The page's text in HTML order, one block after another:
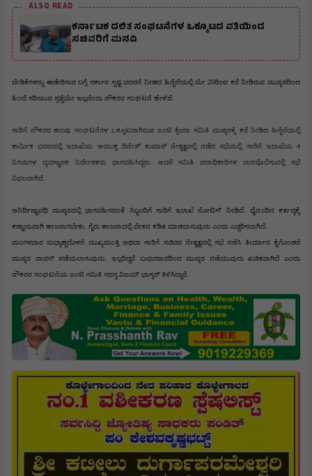
ALSO READ
ಕರ್ನಾಟಕ ದಲಿತ ಸಂಘಟನೆಗಳ ಒಕ್ಕೂಟದ ವತಿಯಿಂದ
ಸಚಿವರಿಗೆ ಮನವಿ
ಬೇಡಿಕೆಗಳನ್ನು ಈಡೇರಿಸುವ ಬಗ್ಗೆ ಸರ್ಕಾರ ಸ್ಪಷ್ಟ ಭರವಸೆ ನೀಡದ ಹಿನ್ನೆಲೆಯಲ್ಲಿ ಮೇ 20ರಿಂದ ಕರೆ ನೀಡಿರುವ ಮುಷ್ಕರದಿಂದ
ಹಿಂದೆ ಸರಿಯುವ ಪ್ರಶ್ನೆಯೇ ಇಲ್ಲವೆಂದು ನೌಕರರ ಸಂಘಟನೆ ಹೇಳಿದೆ.
ಸಾರಿಗೆ ನೌಕರರ ಹಲವು ಸಂಘಟನೆಗಳ ಒಕ್ಕೂಟವಾಗಿರುವ ಜಂಟಿ ಕ್ರಿಯಾ ಸಮಿತಿ ಮುಷ್ಕರಕ್ಕೆ ಕರೆ ನೀಡಿದ ಹಿನ್ನೆಲೆಯಲ್ಲಿ
ಕಾರ್ಮಿಕ ಭವನದಲ್ಲಿ ಇಲಾಖೆಯ ಆಯುಕ್ತ ದಿನೇಶ್ ಕುಮಾರ್ ನೇತೃತ್ವದಲ್ಲಿ ನಡೆದ ಸಭೆಯಲ್ಲಿ ಸಾರಿಗೆ ಇಲಾಖೆಯ 4
ನಿಗಮಗಳ ವ್ಯವಸ್ಥಾಪಕ ನಿರ್ದೇಶಕರು ಭಾಗವಹಿಸಿದ್ದರು. ಆದರೆ ಸಮಿತಿ ಪದಾಧಿಕಾರಿಗಳ ಮನವೊಲಿಸುವಲ್ಲಿ ಸಭೆ
ವಿಫಲವಾಗಿದೆ.
ಅನಿರ್ದಿಷ್ಟಾವಧಿ ಮುಷ್ಕರದಲ್ಲಿ ಭಾಗವಹಿಸದಂತೆ ಸಿಬ್ಬಂದಿಗೆ ಸಾರಿಗೆ ಇಲಾಖೆ ನೋಟಿಸ್ ನೀಡಿದೆ. ದೈನಂದಿನ ಕರ್ತವ್ಯಕ್ಕೆ
ಕಡ್ಡಾಯವಾಗಿ ಹಾಜರಾಗಬೇಕು. ಗೈರು ಹಾಜರಾದಲ್ಲಿ ವೇತನ ಕಡಿತ ಮಾಡಲಾಗುವುದು ಎಂದು ಎಚ್ಚರಿಸಲಾಗಿದೆ.
ಮಂಗಳವಾರ ಮಧ್ಯಾಹ್ನದೊಳಗೆ ಮುಖ್ಯಮಂತ್ರಿ ಅಥವಾ ಸಾರಿಗೆ ಸಚಿವರ ನೇತೃತ್ವದಲ್ಲಿ ಸಭೆ ನಡೆಸಿ ತೀರ್ಮಾನ ಕೈಗೊಂಡರೆ
ಮುಷ್ಕರ ವಾಪಸ್ ಪಡೆಯಲಾಗುವುದು. ಇಲ್ಲದಿದ್ದರೆ ಬುಧವರಾರದಿಂದ ಮುಷ್ಕರ ನಡೆಯುವುದು ಖಚಿತವಾಗಿದೆ ಎಂದು
ನೌಕರರ ಸಂಘಟನೆಯ ಜಂಟಿ ಸಮಿತಿ ಸದಸ್ಯ ವಿಜಯ್ ಭಾಸ್ಕರ್ ತಿಳಿಸಿದ್ದಾರೆ.